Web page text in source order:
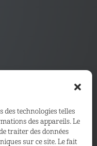
technologies telles
des appareils. Le
traiter des données
sur ce site. Le fait